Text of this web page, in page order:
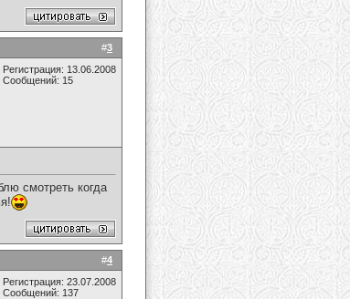
#3
Регистрация: 13.06.2008
Сообщений: 15
смотреть когда
#4
Регистрация: 23.07.2008
Сообщений: 137